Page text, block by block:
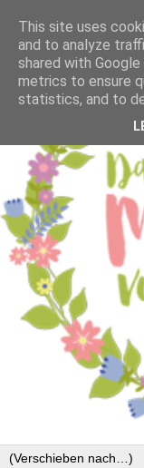
This site uses
and to analyze
shared with
metrics to ensure
statistics, and to